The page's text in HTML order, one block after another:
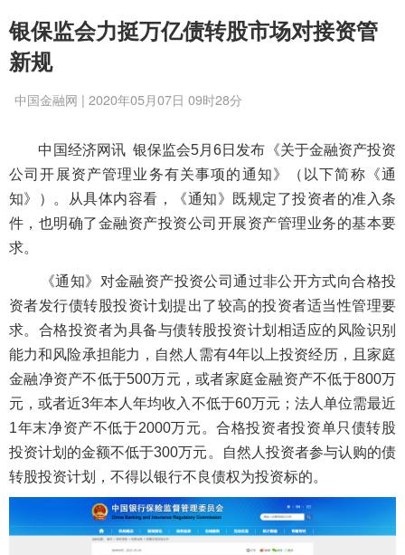
银保监会力挺万亿债转股市场对接资管
新规
中国金融网 | 2020年05月07日 09时28分
中国经济网讯 银保监会5月6日发布《关于金融资产投资
公司开展资产管理业务有关事项的通知》（以下简称《通
知》）。从具体内容看，《通知》既规定了投资者的准入条
件，也明确了金融资产投资公司开展资产管理业务的基本要
求。
《通知》对金融资产投资公司通过非公开方式向合格投
资者发行债转股投资计划提出了较高的投资者适当性管理要
求。合格投资者为具备与债转股投资计划相适应的风险识别
能力和风险承担能力，自然人需有4年以上投资经历，且家庭
金融净资产不低于500万元，或者家庭金融资产不低于800万
元，或者近3年本人年均收入不低于60万元；法人单位需最近
1年末净资产不低于2000万元。合格投资者投资单只债转股
投资计划的金额不低于300万元。自然人投资者参与认购的债
转股投资计划，不得以银行不良债权为投资标的。